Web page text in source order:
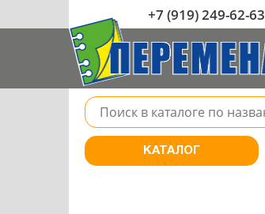
+7 (919) 249-62-63
Поле для поиска товара в каталоге
КАТАЛОГ